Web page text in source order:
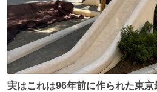
実はこれは96年前に作られた東京